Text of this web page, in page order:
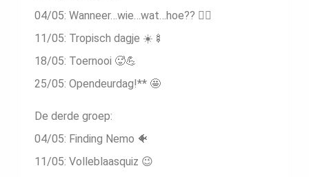
04/05: Wanneer…wie…wat…hoe?? 🤷‍♂️
11/05: Tropisch dagje ☀️🍢
18/05: Toernooi 🥵💪
25/05: Opendeurdag!** 🤩
De derde groep:
04/05: Finding Nemo 🐠
11/05: Volleblaasquiz 😉